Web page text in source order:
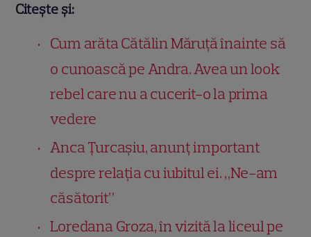
Citește și:
Cum arăta Cătălin Măruță înainte să
o cunoască pe Andra. Avea un look
rebel care nu a cucerit-o la prima
vedere
Anca Țurcașiu, anunț important
despre relația cu iubitul ei. „Ne-am
căsătorit”
Loredana Groza, în vizită la liceul pe